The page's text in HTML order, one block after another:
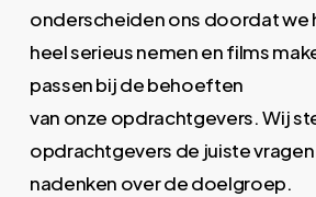
onderscheiden ons doordat we
heel serieus nemen en films
passen bij de behoeften
van onze opdrachtgevers. Wij
opdrachtgevers de juiste vragen
nadenken over de doelgroep.